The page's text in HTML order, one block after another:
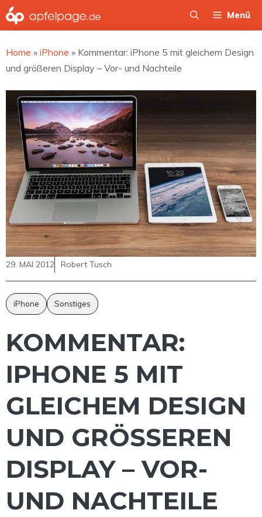
Zum
Inhalt
Menü
Home » iPhone » Kommentar: iPhone 5 mit gleichem Design
und größeren Display – Vor- und Nachteile
29. MAI 2012 Robert Tusch
iPhone Sonstiges
KOMMENTAR:
IPHONE 5 MIT
GLEICHEM DESIGN
UND GRÖSSEREN D
ISPLAY – VOR- U
ND NACHTEILE